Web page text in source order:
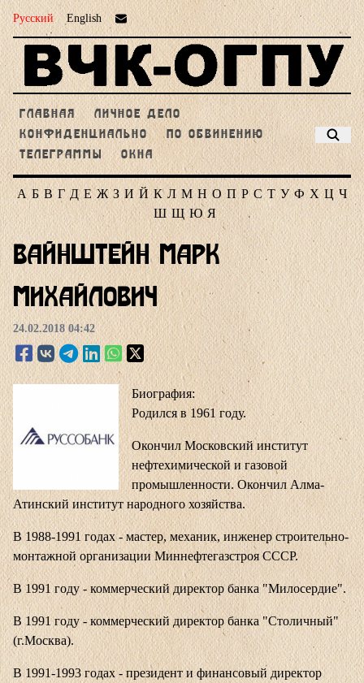
Русский English
ГЛАВНАЯ
ЛИЧНОЕ ДЕЛО
КОНФИДЕНЦИАЛЬНО
ПО ОБВИНЕНИЮ
ТЕЛЕГРАММЫ
ОКНА
А Б В Г Д Е Ж З И Й К Л М Н О П Р С Т У Ф Х Ц Ч
Ш Щ Ю Я
Вайнштейн Марк
Михайлович
24.02.2018 04:42
Биография:
Родился в 1961 году.
Окончил Московский институт
нефтехимической и газовой
промышленности. Окончил Алма-
Атинский институт народного хозяйства.
В 1988-1991 годах - мастер, механик, инженер строительно-
монтажной организации Миннефтегазстроя СССР.
В 1991 году - коммерческий директор банка "Милосердие".
В 1991 году - коммерческий директор банка "Столичный"
(г.Москва).
В 1991-1993 годах - президент и финансовый директор